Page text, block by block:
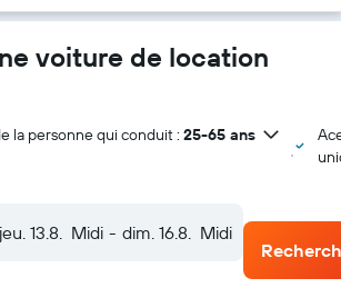
voiture de location
la personne qui conduit : 25-65 ans
jeu. 13.8. Midi - dim. 16.8. Midi